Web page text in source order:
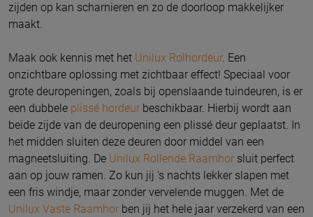
zijden op kan scharnieren en zo de doorloop makkelijker
maakt.
Maak ook kennis met het Unilux Rolhordeur. Een
onzichtbare oplossing met zichtbaar effect! Speciaal voor
grote deuropeningen, zoals bij openslaande tuindeuren, is er
een dubbele plissé hordeur beschikbaar. Hierbij wordt aan
beide zijde van de deuropening een plissé deur geplaatst. In
het midden sluiten deze deuren door middel van een
magneetsluiting. De Unilux Rollende Raamhor sluit perfect
aan op jouw ramen. Zo kun jij 's nachts lekker slapen met
een fris windje, maar zonder vervelende muggen. Met de
Unilux Vaste Raamhor ben jij het hele jaar verzekerd van een